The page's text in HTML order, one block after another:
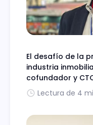
El desafío de la
industria
cofundador y
Lectura de 4